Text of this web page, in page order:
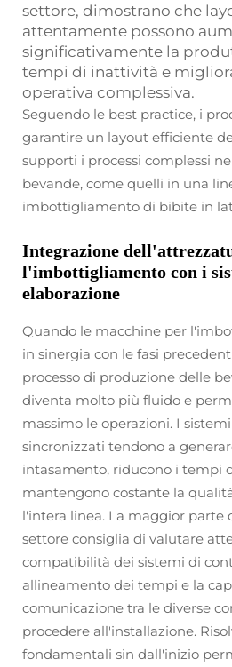
settore, dimostrano che
attentamente possono
significativamente la
tempi di inattività e
operativa complessiva.
Seguendo le best practice, i
garantire un layout efficiente
supporti i processi complessi
bevande, come quelli in una
imbottigliamento di bibite in
Integrazione
l'imbottigliamento con i
elaborazione
Quando le macchine per
in sinergia con le fasi
processo di produzione delle
diventa molto più fluido e
massimo le operazioni. I
sincronizzati tendono a
intasamento, riducono i tempi
mantengono costante la
l'intera linea. La maggior parte
settore consiglia di valutare
compatibilità dei sistemi di
allineamento dei tempi e la
comunicazione tra le diverse
procedere all'installazione.
fondamentali sin dall'inizio